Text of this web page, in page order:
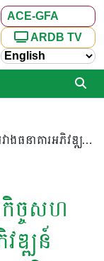
ACE-GFA
ARDB TV
ជំនួបពិភាក្សាលើការពង្រីកកិច្ចសហប្រតិបត្តិការរវាងធនាគារអភិវឌ្ឍន៍ជនបទ និងកសិកម្ម (ARDB) និងធនាគារឧស្សាហកម្ម និងពាណិជ្ជកម្ម ចិន សាខា ស៊ឺជាំង (Industrial and Commercial Bank of China – ICBC, Zhejiang Branch)
កិច្ចសហ
វឌ្ឍន៍